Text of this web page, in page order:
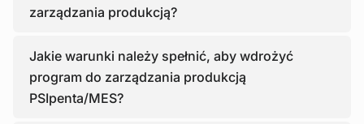
zarządzania produkcją?
Jakie warunki należy spełnić, aby wdrożyć
program do zarządzania produkcją
PSIpenta/MES?